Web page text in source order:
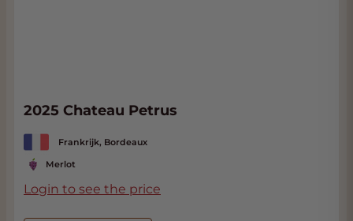
2025 Chateau Petrus
Frankrijk, Bordeaux
Merlot
Login to see the price